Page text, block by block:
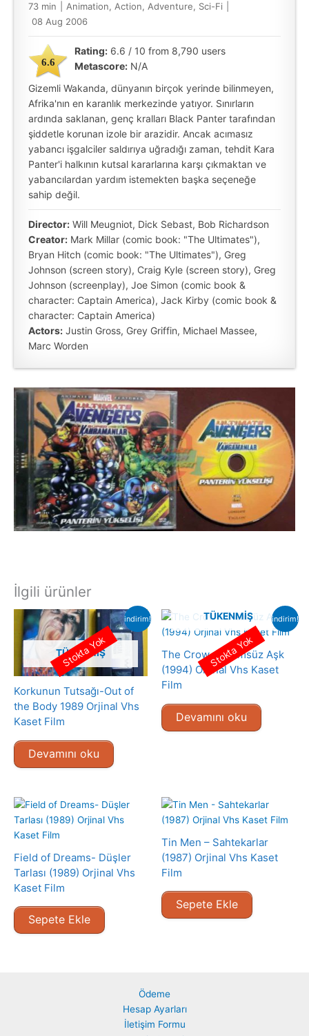
73 min Animation, Action, Adventure, Sci-Fi
08 Aug 2006
6.6
Rating: 6.6 / 10 from 8,790 users
Metascore: N/A
Gizemli Wakanda, dünyanın birçok yerinde bilinmeyen,
Afrika'nın en karanlık merkezinde yatıyor. Sınırların
ardında saklanan, genç kralları Black Panter tarafından
şiddetle korunan izole bir arazidir. Ancak acımasız
yabancı işgalciler saldırıya uğradığı zaman, tehdit Kara
Panter'i halkının kutsal kararlarına karşı çıkmaktan ve
yabancılardan yardım istemekten başka seçeneğe
sahip değil.
Director: Will Meugniot, Dick Sebast, Bob Richardson
Creator: Mark Millar (comic book: "The Ultimates"),
Bryan Hitch (comic book: "The Ultimates"), Greg
Johnson (screen story), Craig Kyle (screen story), Greg
Johnson (screenplay), Joe Simon (comic book &
character: Captain America), Jack Kirby (comic book &
character: Captain America)
Actors: Justin Gross, Grey Griffin, Michael Massee,
Marc Worden
İlgili ürünler
indirim!
TÜKENMIŞ
Korkunun Tutsağı-Out of
the Body 1989 Orjinal Vhs
Kaset Film
Devamını oku
Stokta Yok
indirim!
TÜKENMIŞ
The Crow – Ölümsüz Aşk
(1994) Orjinal Vhs Kaset
Film
Devamını oku
Stokta Yok
Field of Dreams- Düşler
Tarlası (1989) Orjinal Vhs
Kaset Film
Sepete Ekle
Tin Men – Sahtekarlar
(1987) Orjinal Vhs Kaset
Film
Sepete Ekle
Ödeme
Hesap Ayarları
İletişim Formu